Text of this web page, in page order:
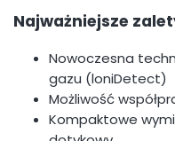
Najważniejsze
Nowoczesna
gazu (loniDetect)
Możliwość
Kompaktowe